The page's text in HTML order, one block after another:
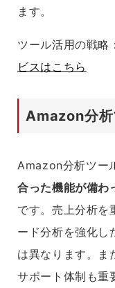
ます。
ツール活用の戦略：
ビスはこちら
Amazon分析
Amazon分析ツー
合った機能が備わ
です。売上分析を
ード分析を強化し
は異なります。ま
サポート体制も重